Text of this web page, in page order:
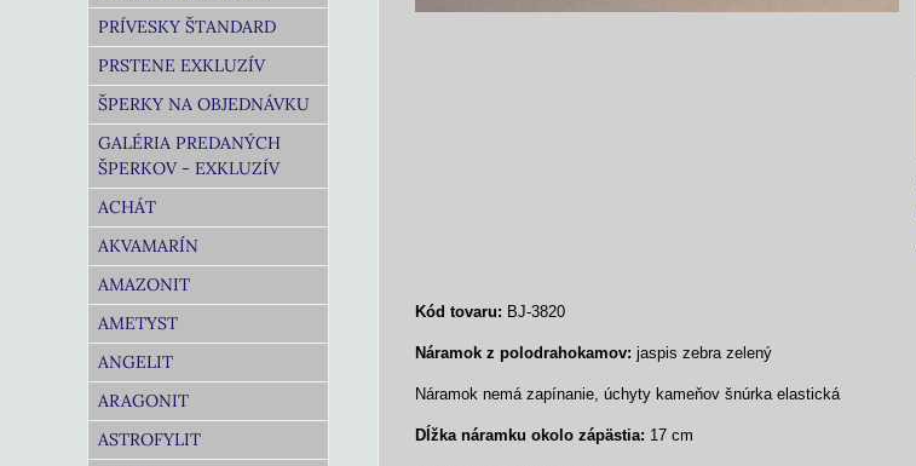
Kód tovaru: BJ-3820
Náramok z polodrahokamov: jaspis zebra zelený
Náramok nemá zapínanie, úchyty kameňov šnúrka elastická
Dĺžka náramku okolo zápästia: 17 cm
PRÍVESKY ŠTANDARD
PRSTENE EXKLUZÍV
ŠPERKY NA OBJEDNÁVKU
GALÉRIA PREDANÝCH
ŠPERKOV - EXKLUZÍV
ACHÁT
AKVAMARÍN
AMAZONIT
AMETYST
ANGELIT
ARAGONIT
ASTROFYLIT